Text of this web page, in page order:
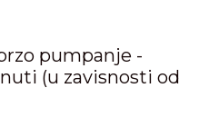
pumpanje -
(u zavisnosti od